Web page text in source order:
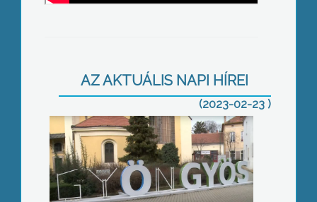
AZ AKTUÁLIS NAPI HÍREI
(2023-02-23 )
Több gyöngyösi orvosra is lehet
voksolni